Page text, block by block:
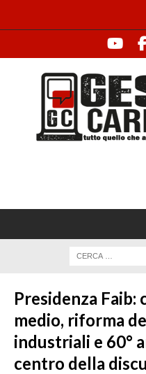
Presidenza
medio, riforma
industriali e 60°
centro della